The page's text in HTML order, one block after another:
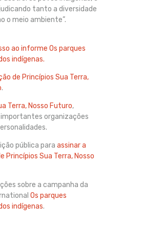
tanto a diversidade
o meio ambiente”.
ao informe Os parques
indígenas.
de Princípios Sua Terra,
.
Terra, Nosso Futuro,
importantes organizações
pública para assinar a
Princípios Sua Terra, Nosso
sobre a campanha da
Os parques
indígenas.